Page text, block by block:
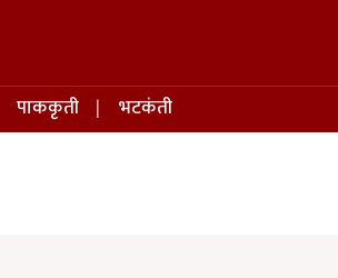
पाककृती
भटकंती